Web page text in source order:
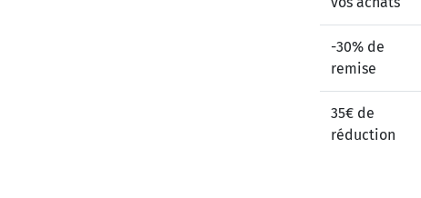
-30% de
remise
35€ de
réduction